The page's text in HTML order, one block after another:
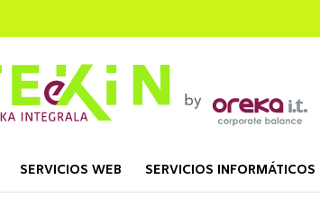
SERVICIOS WEB SERVICIOS INFORMÁTICOS